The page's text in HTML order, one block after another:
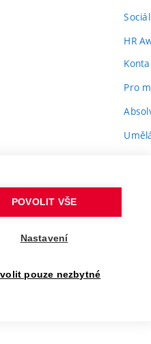
HR
Pro
POVOLIT VŠE
Nastavení
pouze nezbytné